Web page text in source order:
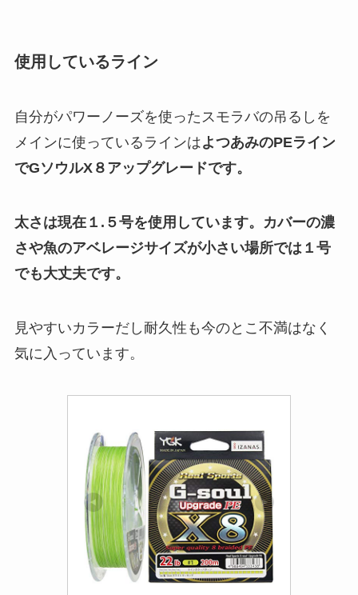
使用しているライン
自分がパワーノーズを使ったスモラバの吊るしを
メインに使っているラインはよつあみのPEライン
でGソウルX８アップグレードです。
太さは現在１.５号を使用しています。カバーの濃
さや魚のアベレージサイズが小さい場所では１号
でも大丈夫です。
見やすいカラーだし耐久性も今のとこ不満はなく
気に入っています。